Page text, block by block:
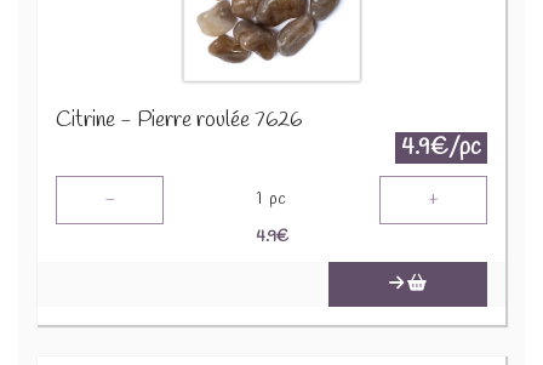
Citrine - Pierre roulée 7626
4.9€/pc
- 1 pc +
4.9€